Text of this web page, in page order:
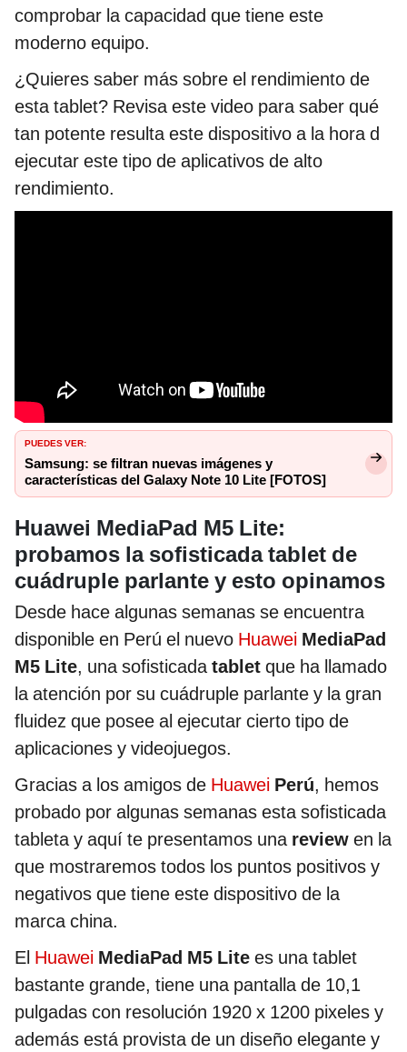
comprobar la capacidad que tiene este
moderno equipo.
¿Quieres saber más sobre el rendimiento de
esta tablet? Revisa este video para saber qué
tan potente resulta este dispositivo a la hora d
ejecutar este tipo de aplicativos de alto
rendimiento.
PUEDES VER:
Samsung: se filtran nuevas imágenes y
características del Galaxy Note 10 Lite [FOTOS]
Huawei MediaPad M5 Lite:
probamos la sofisticada tablet de
cuádruple parlante y esto opinamos
Desde hace algunas semanas se encuentra
disponible en Perú el nuevo Huawei MediaPad
M5 Lite, una sofisticadatablet que ha llamado
la atención por su cuádruple parlante y la gran
fluidez que posee al ejecutar cierto tipo de
aplicaciones y videojuegos.
Gracias a los amigos de Huawei Perú, hemos
probado por algunas semanas esta sofisticada
tableta y aquí te presentamos una review en la
que mostraremos todos los puntos positivos y
negativos que tiene este dispositivo de la
marca china.
El Huawei MediaPad M5 Lite es una tablet
bastante grande, tiene una pantalla de 10,1
pulgadas con resolución 1920 x 1200 pixeles y
además está provista de un diseño elegante y